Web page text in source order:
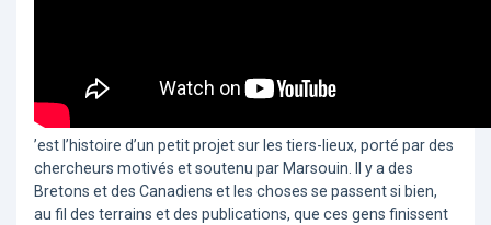
’est l’histoire d’un petit projet sur les tiers-lieux, porté par des
chercheurs motivés et soutenu par Marsouin. Il y a des
Bretons et des Canadiens et les choses se passent si bien,
au fil des terrains et des publications, que ces gens finissent